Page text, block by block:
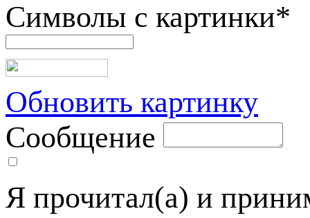
Символы с картинки*
Обновить картинку
Сообщение
Я прочитал(а) и